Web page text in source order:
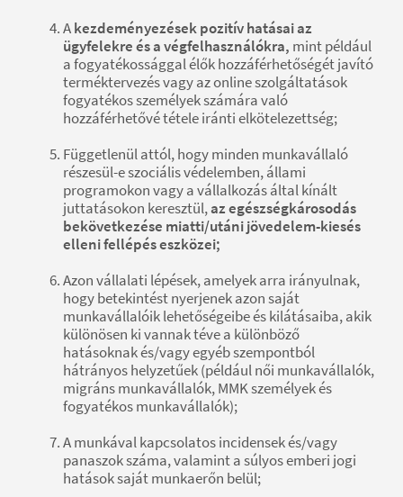
Akezdeményezések pozitív hatásai az
ügyfelekre és a végfelhasználókra, mint például
a fogyatékossággal élők hozzáférhetőségét javító
terméktervezés vagy az online szolgáltatások
fogyatékos személyek számára való
hozzáférhetővé tétele iránti elkötelezettség;
Függetlenül attól, hogy minden munkavállaló
részesül-e szociális védelemben, állami
programokon vagy a vállalkozás által kínált
juttatásokon keresztül,az egészségkárosodás
bekövetkezése miatti/utáni jövedelem-kiesés
elleni fellépés eszközei;
Azon vállalati lépések, amelyek arra irányulnak,
hogy betekintést nyerjenek azon saját
munkavállalóik lehetőségeibe és kilátásaiba, akik
különösen ki vannak téve a különböző
hatásoknak és/vagy egyéb szempontból
hátrányos helyzetűek (például női munkavállalók,
migráns munkavállalók, MMK személyek és
fogyatékos munkavállalók);
A munkával kapcsolatos incidensek és/vagy
panaszok száma, valamint a súlyos emberi jogi
hatások saját munkaerőn belül;